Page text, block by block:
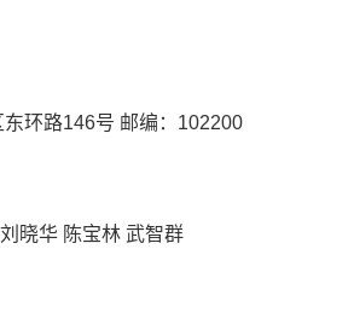
环路146号 邮编：102200
晓华 陈宝林 武智群